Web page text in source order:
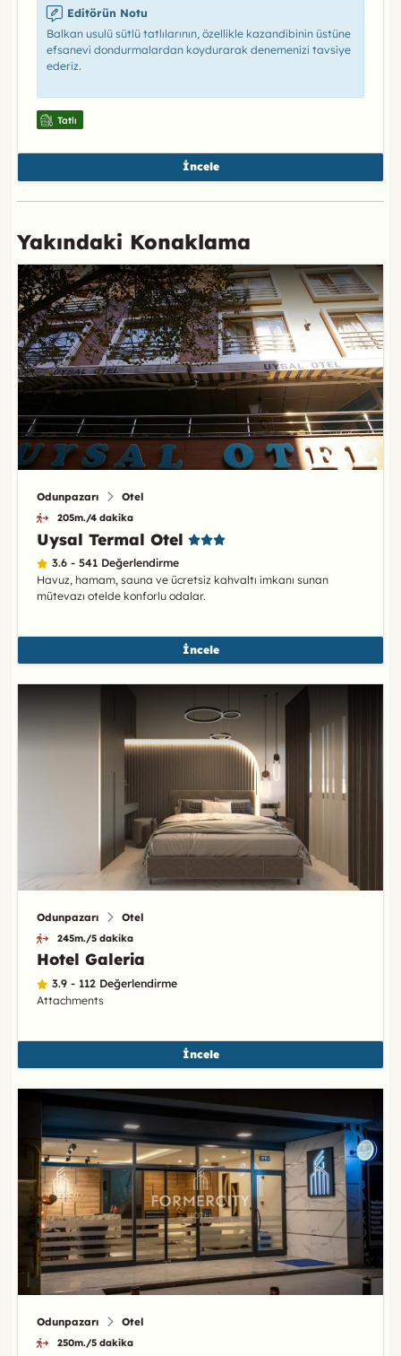
Editörün Notu
Balkan usulü sütlü tatlılarının, özellikle kazandibinin üstüne
efsanevi dondurmalardan koydurarak denemenizi tavsiye
ederiz.
Tatlı
İncele
Yakındaki Konaklama
Odunpazarı Otel
205m./4 dakika
Uysal Termal Otel
3.6 - 541 Değerlendirme
Havuz, hamam, sauna ve ücretsiz kahvaltı imkanı sunan
mütevazı otelde konforlu odalar.
İncele
Odunpazarı Otel
245m./5 dakika
Hotel Galeria
3.9 - 112 Değerlendirme
Attachments
İncele
Odunpazarı Otel
250m./5 dakika